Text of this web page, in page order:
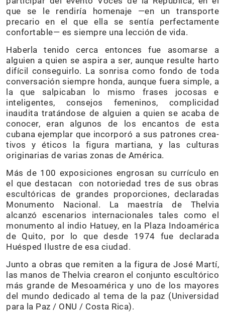
que se le rendiría homenaje —en un transporte
precario en el que ella se sentía perfectamente
confortable— es siempre una lección de vida.
Haberla tenido cerca entonces fue asomarse a
alguien a quien se aspira a ser, aunque resulte har­to
difícil conseguirlo. La sonrisa como fondo de toda
conversación siempre honda, aunque fuera simple, a
la que salpicaban lo mismo frases jocosas e
inteligentes, consejos femeninos, complicidad
inaudita tratándose de alguien a quien se acaba de
conocer, eran algunos de los encantos de esta
cubana ejemplar que incorporó a sus patrones crea­
tivos y éticos la figura martiana, y las culturas
originarias de varias zonas de América.
Más de 100 exposiciones engrosan su currículo en
el que destacan con notoriedad tres de sus obras
escultóricas de grandes proporciones, declaradas
Monumento Nacional. La maestría de Thelvia
alcanzó escenarios internacionales tales como el
monumento al indio Ha­tuey, en la Plaza Indoamérica
de Quito, por lo que desde 1974 fue declarada
Huésped Ilustre de esa ciudad.
Junto a obras que remiten a la figura de José Martí,
las manos de Thelvia crearon el conjunto escultórico
más grande de Mesoamérica y uno de los mayores
del mundo dedicado al tema de la paz (Universidad
para la Paz / ONU / Costa Rica).